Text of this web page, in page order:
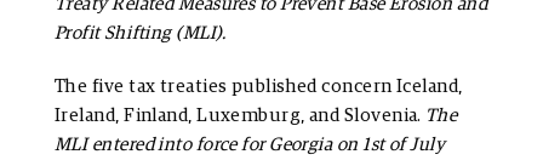
Treaty Related Measures to Prevent Base Erosion and
Profit Shifting (MLI).
The five tax treaties published concern Iceland,
Ireland, Finland, Luxemburg, and Slovenia. The
MLI entered into force for Georgia on 1st of July